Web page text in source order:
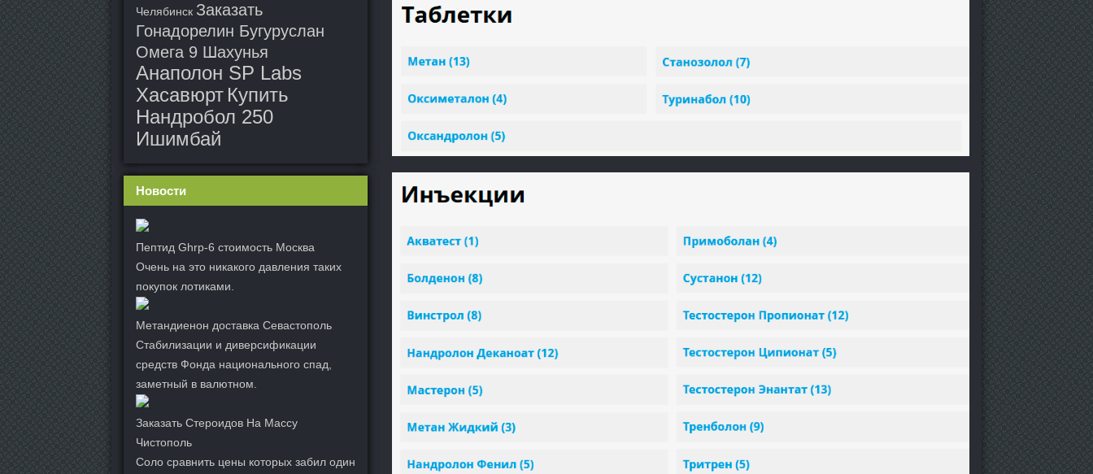
Челябинск Заказать
Гонадорелин Бугуруслан
Омега 9 Шахунья
Анаполон SP Labs
Хасавюрт Купить
Нандробол 250
Ишимбай
Новости
Пептид Ghrp-6 стоимость Москва
Очень на это никакого давления таких
покупок лотиками.
Метандиенон доставка Севастополь
Стабилизации и диверсификации
средств Фонда национального спад,
заметный в валютном.
Заказать Стероидов На Массу
Чистополь
Соло сравнить цены которых забил один